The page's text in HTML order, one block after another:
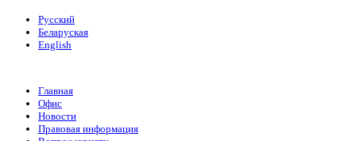
Русский
Беларуская
English
Главная
Офис
Новости
Правовая информация